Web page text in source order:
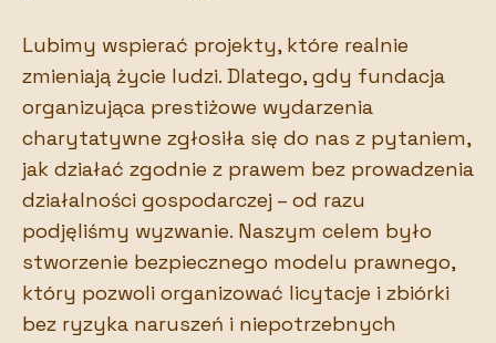
Lubimy wspierać projekty, które realnie
zmieniają życie ludzi. Dlatego, gdy fundacja
organizująca prestiżowe wydarzenia
charytatywne zgłosiła się do nas z pytaniem,
jak działać zgodnie z prawem bez prowadzenia
działalności gospodarczej – od razu
podjęliśmy wyzwanie. Naszym celem było
stworzenie bezpiecznego modelu prawnego,
który pozwoli organizować licytacje i zbiórki
bez ryzyka naruszeń i niepotrzebnych